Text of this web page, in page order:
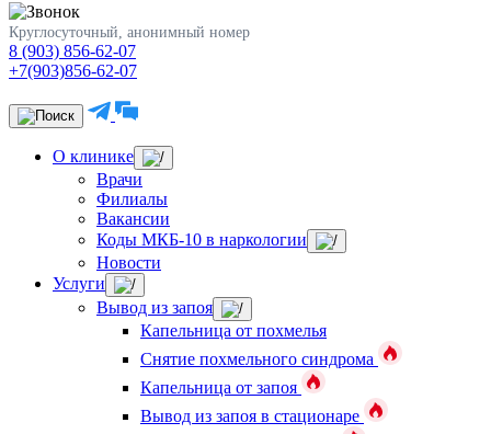
Круглосуточный, анонимный номер
8 (903) 856-62-07
+7(903)856-62-07
О клинике
Врачи
Филиалы
Вакансии
Коды МКБ-10 в наркологии
Новости
Услуги
Вывод из запоя
Капельница от похмелья
Снятие похмельного синдрома
Капельница от запоя
Вывод из запоя в стационаре